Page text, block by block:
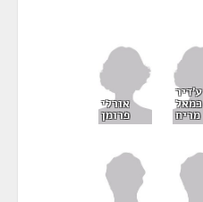
ע'דיר
כמאל
מריח
אורלי
פרומן